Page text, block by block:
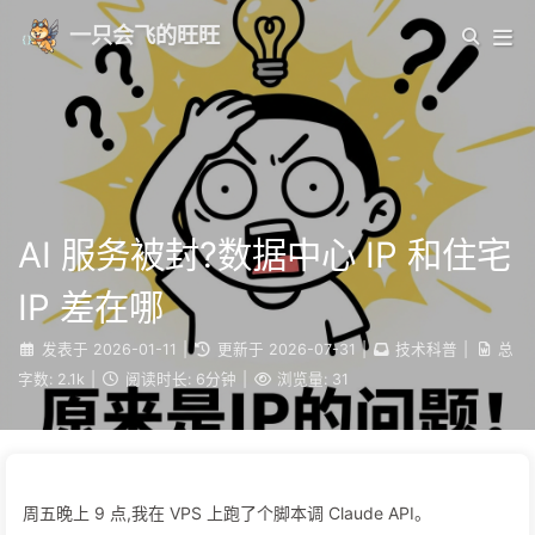
一只会飞的旺旺
AI 服务被封?数据中心 IP 和住宅
IP 差在哪
发表于 2026-01-11 更新于 2026-07-31 | 技术科普
总
字数: 2.1k 阅读时长: 6分钟 浏览量: 31
周五晚上 9 点,我在 VPS 上跑了个脚本调 Claude API。